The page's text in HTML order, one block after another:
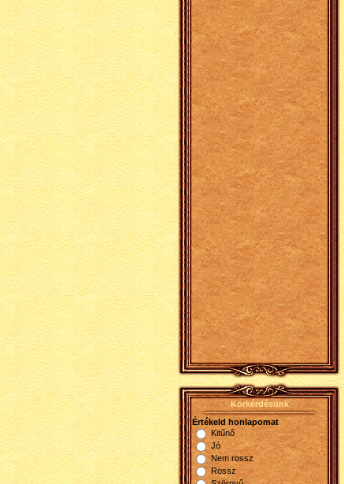
Körkérdésünk
Értékeld honlapomat
Kitűnő
Jó
Nem rossz
Rossz